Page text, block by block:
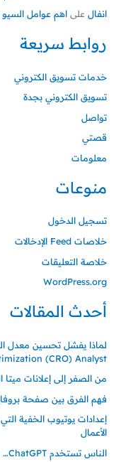
انفال على اهم عوامل السيو
روابط سريعة
خدمات تسويق الكتروني
تسويق الكتروني بجدة
تواصل
قصتي
معلومات
منوعات
تسجيل الدخول
خلاصات Feed الإدخالات
خلاصة التعليقات
WordPress.org
أحدث المقالات
(CRO) Analyst
من الصفر إلى إعلانات ميتا
فهم الفرق بين صفحة
إعدادات يوتيوب الخفية
الأعمال
الناس تستخدم ChatGPT… لكن الفلوس الحقيقية في الـ API 🤯